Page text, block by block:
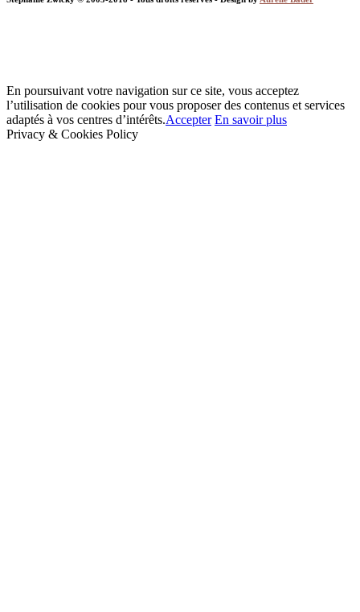
En poursuivant votre navigation sur ce site, vous acceptez
l’utilisation de cookies pour vous proposer des contenus et services
adaptés à vos centres d’intérêts.Accepter En savoir plus
Privacy & Cookies Policy